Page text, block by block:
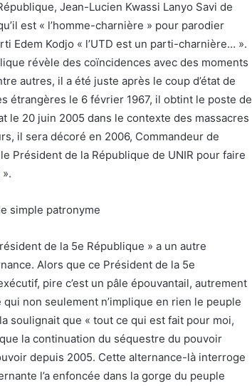
Jean-Lucien Kwassi Lanyo Savi de
est « l’homme-charnière » pour parodier
Edem Kodjo « l’UTD est un parti-charnière… ».
révèle des coïncidences avec des moments
autres, il a été juste après le coup d’état de
étrangères le 6 février 1967, il obtint le poste de
le 20 juin 2005 dans le contexte des massacres
il sera décoré en 2006, Commandeur de
Président de la République de UNIR pour faire
simple patronyme
de la 5e République » a un autre
Alors que ce Président de la 5e
pire c’est un pâle épouvantail, autrement
non seulement n’implique en rien le peuple
soulignait que « tout ce qui est fait pour moi,
la continuation du séquestre du pouvoir
depuis 2005. Cette alternance-là interroge
l’a enfoncée dans la gorge du peuple